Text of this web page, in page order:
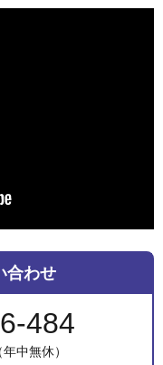
合わせ
484
中無休）